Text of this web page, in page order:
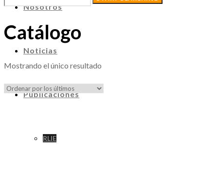
Nosotros
Noticias
Publicaciones
RLIE
Catálogo
Mostrando el único resultado